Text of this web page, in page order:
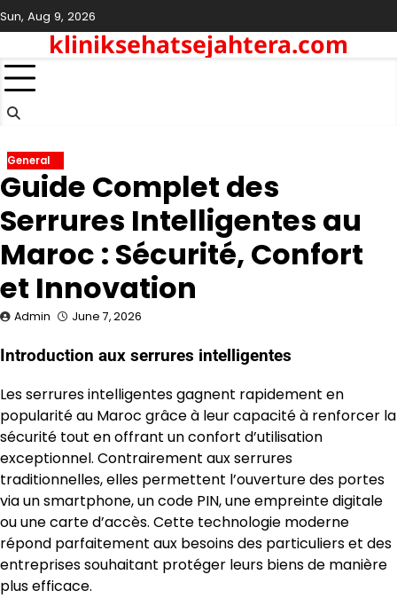
Skip
to
content
Sun, Aug 9, 2026
kliniksehatsejahtera.com
General
Guide Complet des
Serrures Intelligentes au
Maroc : Sécurité, Confort
et Innovation
Admin June 7, 2026
Introduction aux serrures intelligentes
Les serrures intelligentes gagnent rapidement en
popularité au Maroc grâce à leur capacité à renforcer la
sécurité tout en offrant un confort d’utilisation
exceptionnel. Contrairement aux serrures
traditionnelles, elles permettent l’ouverture des portes
via un smartphone, un code PIN, une empreinte digitale
ou une carte d’accès. Cette technologie moderne
répond parfaitement aux besoins des particuliers et des
entreprises souhaitant protéger leurs biens de manière
plus efficace.